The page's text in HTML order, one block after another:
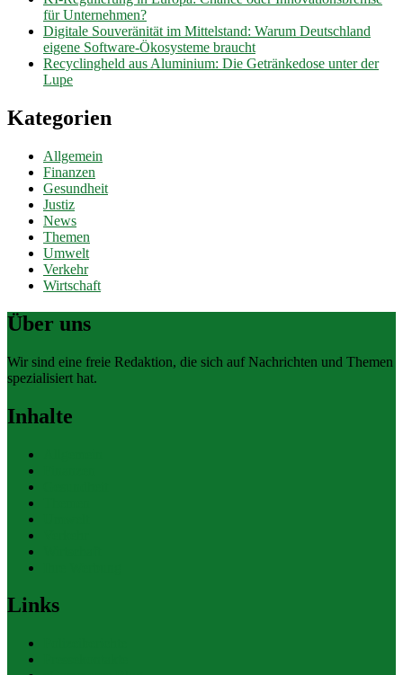
für Unternehmen?
Digitale Souveränität im Mittelstand: Warum Deutschland
eigene Software-Ökosysteme braucht
Recyclingheld aus Aluminium: Die Getränkedose unter der
Lupe
Kategorien
Allgemein
Finanzen
Gesundheit
Justiz
News
Themen
Umwelt
Verkehr
Wirtschaft
Über uns
Wir sind eine freie Redaktion, die sich auf Nachrichten und Themen
spezialisiert hat.
Inhalte
Links